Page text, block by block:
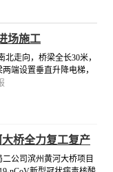
场施工
北走向，桥梁全长30米，
端设置垂直升降电梯，
管局将督促施工单位科
桥全力复工复产
公司滨州黄河大桥项目